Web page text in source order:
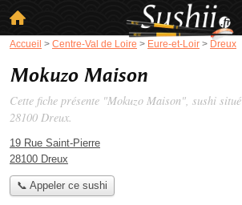
Accueil > Centre-Val de Loire > Eure-et-Loir > Dreux
Mokuzo Maison
Cette fiche présente "Mokuzo Maison", sushi situé
28100 Dreux.
19 Rue Saint-Pierre
28100 Dreux
📞 Appeler ce sushi